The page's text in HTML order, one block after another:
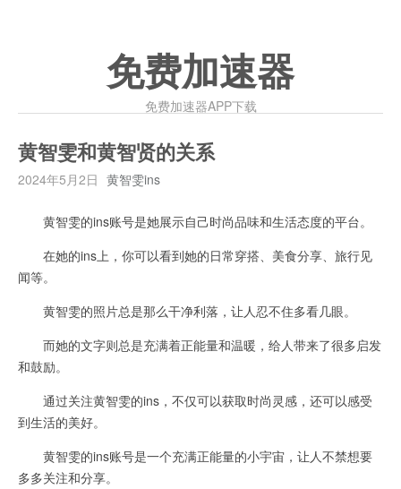
免费加速器
免费加速器APP下载
黄智雯和黄智贤的关系
2024年5月2日 黄智雯ins
黄智雯的ins账号是她展示自己时尚品味和生活态度的平台。
在她的ins上，你可以看到她的日常穿搭、美食分享、旅行见
闻等。
黄智雯的照片总是那么干净利落，让人忍不住多看几眼。
而她的文字则总是充满着正能量和温暖，给人带来了很多启发
和鼓励。
通过关注黄智雯的ins，不仅可以获取时尚灵感，还可以感受
到生活的美好。
黄智雯的ins账号是一个充满正能量的小宇宙，让人不禁想要
多多关注和分享。